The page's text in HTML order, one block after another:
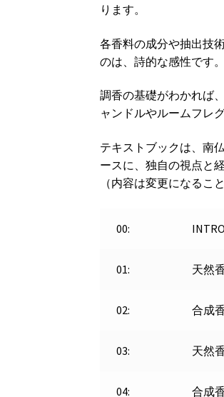
ります。
各香料の成分や抽出技
のは、詩的な感性です。
調香の基礎がわかれば
ャンドルやルームフレ
テキストブックは、南
ースに、独自の視点と
（内容は変更になるこ
00:
01: 天然
02: 合成
03: 天然
04: 合成